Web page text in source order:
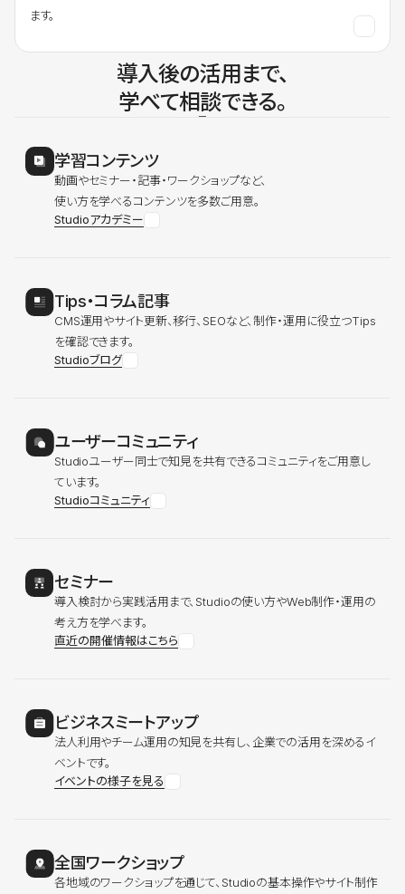
ます。
導入後の活用まで、
学べて相談できる。
学習コンテンツ
動画やセミナー・記事・ワークショップなど、
使い方を学べるコンテンツを多数ご用意。
Studioアカデミー
Tips・コラム記事
CMS運用やサイト更新、移行、SEOなど、制作・運用に役立つTips
を確認できます。
Studioブログ
ユーザーコミュニティ
Studioユーザー同士で知見を共有できるコミュニティをご用意し
ています。
Studioコミュニティ
セミナー
導入検討から実践活用まで、Studioの使い方やWeb制作・運用の
考え方を学べます。
直近の開催情報はこちら
ビジネスミートアップ
法人利用やチーム運用の知見を共有し、企業での活用を深めるイ
ベントです。
イベントの様子を見る
全国ワークショップ
各地域のワークショップを通じて、Studioの基本操作やサイト制作